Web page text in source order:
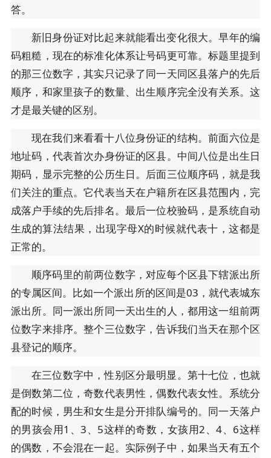
答。
新旧身份证对比起来就能看出变化很大。早年的编
码粗糙，现在的标准化体系让号码更可靠。标题里提到
的那三位数字，其实只记录了同一天同区县落户的先后
顺序，和家里孩子的数量、出生顺序完全没有关系。这
才是最关键的区别。
现在我们来看看十八位身份证的结构。前面六位是
地址码，代表首次办身份证的区县。中间八位是出生日
期码，显示完整的公历生日。后面三位顺序码，就是我
们关注的重点。它代表当天在户籍所在区县范围内，完
成落户手续的先后排名。最后一位校验码，是系统自动
生成的算法结果，出现字母X的时候就代表十，这都是
正常的。
顺序码里的前两位数字，对应每个区县下辖派出所
的专属区间。比如一个派出所的区间是03，就代表城东
派出所。同一派出所同一天出生的人，都用这一组前两
位数字来排序。整个三位数字，告诉我们当天在那个区
县登记的顺序。
在三位数字中，性别区分最明显。第十七位，也就
是倒数第二位，奇数代表男性，偶数代表女性。系统分
配的时候，男生和女生是分开排队编号的。同一天落户
的男孩会用1、3、5这样的奇数，女孩用2、4、6这样
的偶数，不会混在一起。实际例子中，如果当天有五个